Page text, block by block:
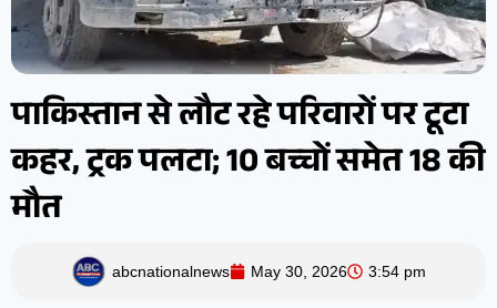
पाकिस्तान से लौट रहे परिवारों पर टूटा
कहर, ट्रक पलटा; 10 बच्चों समेत 18 की
मौत
abcnationalnews May 30, 2026 3:54 pm